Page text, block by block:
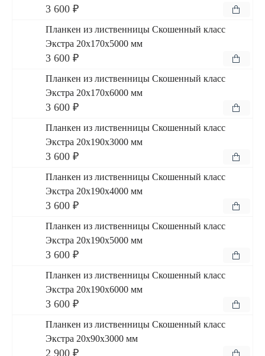
3 600 ₽
Планкен из лиственницы Скошенный класс
Экстра 20x170x5000 мм
3 600 ₽
Планкен из лиственницы Скошенный класс
Экстра 20x170x6000 мм
3 600 ₽
Планкен из лиственницы Скошенный класс
Экстра 20x190x3000 мм
3 600 ₽
Планкен из лиственницы Скошенный класс
Экстра 20x190x4000 мм
3 600 ₽
Планкен из лиственницы Скошенный класс
Экстра 20x190x5000 мм
3 600 ₽
Планкен из лиственницы Скошенный класс
Экстра 20x190x6000 мм
3 600 ₽
Планкен из лиственницы Скошенный класс
Экстра 20x90x3000 мм
2 900 ₽